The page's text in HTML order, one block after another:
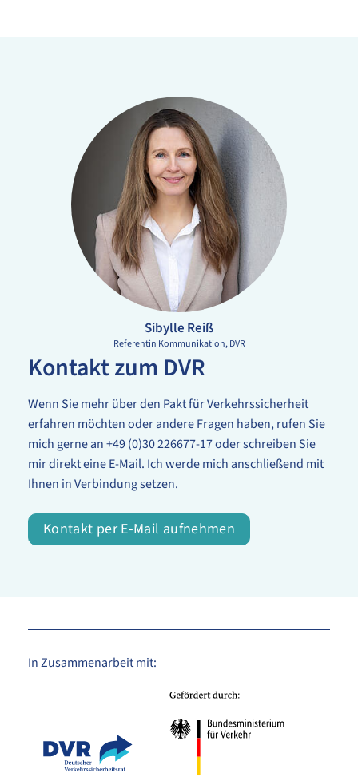
Sibylle Reiß
Referentin Kommunikation DVR
Kontakt zum DVR
Wenn Sie mehr über den Pakt für Verkehrssicherheit
erfahren möchten oder andere Fragen haben, rufen Sie
mich gerne an +49 (0)30 226677-17 oder schreiben Sie
mir direkt eine E-Mail. Ich werde mich anschließend mit
Ihnen in Verbindung setzen.
Kontakt per E-Mail aufnehmen
In Zusammenarbeit mit: